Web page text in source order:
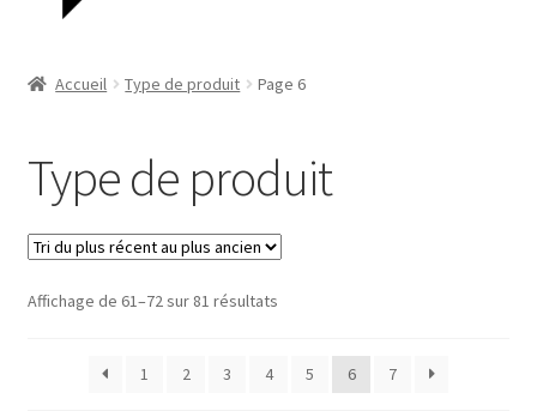
Soldes
Mon Compte
Retour à BDFIL
Accueil Type de produit Page 6
Type de produit
Affichage de 61–72 sur 81 résultats
1 2 3 4 5 6 7